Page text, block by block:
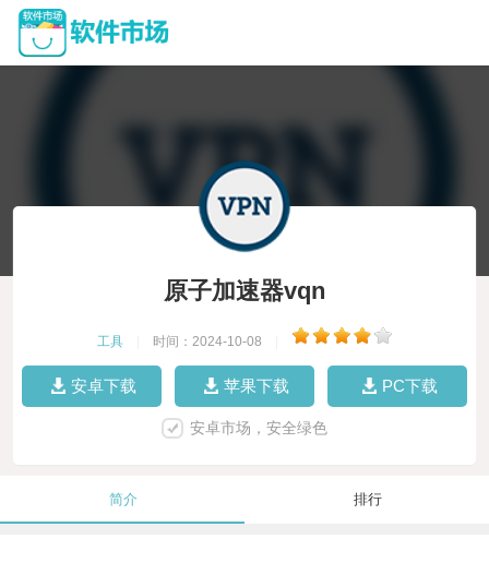
原子加速器vqn
工具 时间：2024-10-08
安卓下载 苹果下载 PC下载
安卓市场，安全绿色
简介 排行